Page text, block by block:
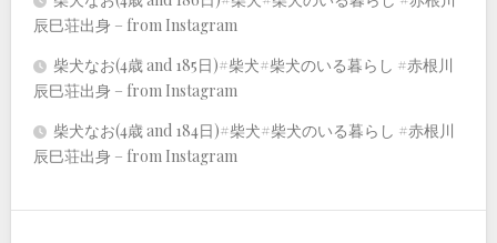
辰巳荘出身 – from Instagram
柴犬なお(4歳 and 185日)#柴犬#柴犬のいる暮らし #赤根川
辰巳荘出身 – from Instagram
柴犬なお(4歳 and 184日)#柴犬#柴犬のいる暮らし #赤根川
辰巳荘出身 – from Instagram